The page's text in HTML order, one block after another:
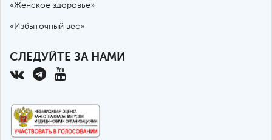
«Женское здоровье»
«Избыточный вес»
СЛЕДУЙТЕ ЗА НАМИ